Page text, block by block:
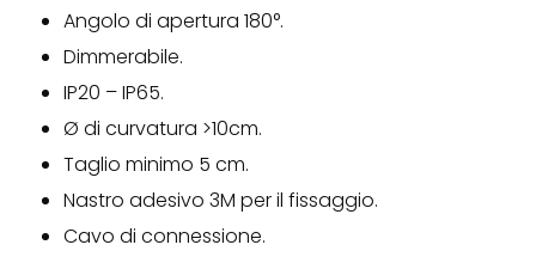
Angolo di apertura 180°.
Dimmerabile.
IP20 – IP65.
Ø di curvatura >10cm.
Taglio minimo 5 cm.
Nastro adesivo 3M per il fissaggio.
Cavo di connessione.